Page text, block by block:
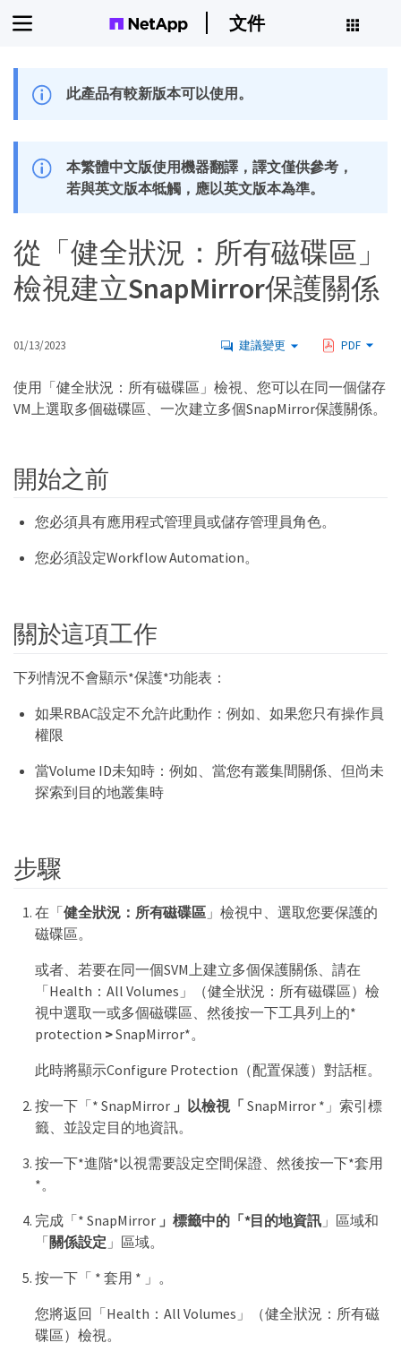
文件
此產品有較新版本可以使用。
本繁體中文版使用機器翻譯，譯文僅供參考，
若與英文版本牴觸，應以英文版本為準。
從「健全狀況：所有磁碟區」
檢視建立SnapMirror保護關係
01/13/2023 建議變更 PDF
使用「健全狀況：所有磁碟區」檢視、您可以在同一個儲存
VM上選取多個磁碟區、一次建立多個SnapMirror保護關係。
開始之前
您必須具有應用程式管理員或儲存管理員角色。
您必須設定Workflow Automation。
關於這項工作
下列情況不會顯示*保護*功能表：
如果RBAC設定不允許此動作：例如、如果您只有操作員
權限
當Volume ID未知時：例如、當您有叢集間關係、但尚未
探索到目的地叢集時
步驟
在「健全狀況：所有磁碟區 」檢視中、選取您要保護的
磁碟區。
或者、若要在同一個SVM上建立多個保護關係、請在
「Health：All Volumes」（健全狀況：所有磁碟區）檢
視中選取一或多個磁碟區、然後按一下工具列上的*
protection >SnapMirror*。
此時將顯示Configure Protection（配置保護）對話框。
按一下「* SnapMirror 」以檢視「 SnapMirror *」索引標
籤、並設定目的地資訊。
按一下*進階*以視需要設定空間保證、然後按一下*套用
*。
完成「* SnapMirror 」標籤中的「*目的地資訊 」區域和
「關係設定 」區域。
按一下「 * 套用 * 」。
您將返回「Health：All Volumes」（健全狀況：所有磁
碟區）檢視。